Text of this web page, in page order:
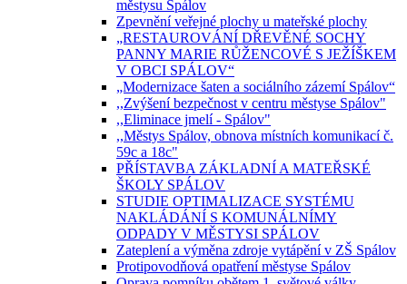
městysu Spálov
Zpevnění veřejné plochy u mateřské plochy
„RESTAUROVÁNÍ DŘEVĚNÉ SOCHY
PANNY MARIE RŮŽENCOVÉ S JEŽÍŠKEM
V OBCI SPÁLOV“
„Modernizace šaten a sociálního zázemí Spálov“
,,Zvýšení bezpečnost v centru městyse Spálov"
,,Eliminace jmelí - Spálov"
,,Městys Spálov, obnova místních komunikací č.
59c a 18c"
PŘÍSTAVBA ZÁKLADNÍ A MATEŘSKÉ
ŠKOLY SPÁLOV
STUDIE OPTIMALIZACE SYSTÉMU
NAKLÁDÁNÍ S KOMUNÁLNÍMY
ODPADY V MĚSTYSI SPÁLOV
Zateplení a výměna zdroje vytápění v ZŠ Spálov
Protipovodňová opatření městyse Spálov